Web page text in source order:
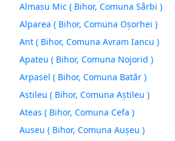
Almasu Mic ( Bihor, Comuna Sârbi )
Alparea ( Bihor, Comuna Oşorhei )
Ant ( Bihor, Comuna Avram Iancu )
Apateu ( Bihor, Comuna Nojorid )
Arpasel ( Bihor, Comuna Batăr )
Astileu ( Bihor, Comuna Aştileu )
Ateas ( Bihor, Comuna Cefa )
Auseu ( Bihor, Comuna Auşeu )